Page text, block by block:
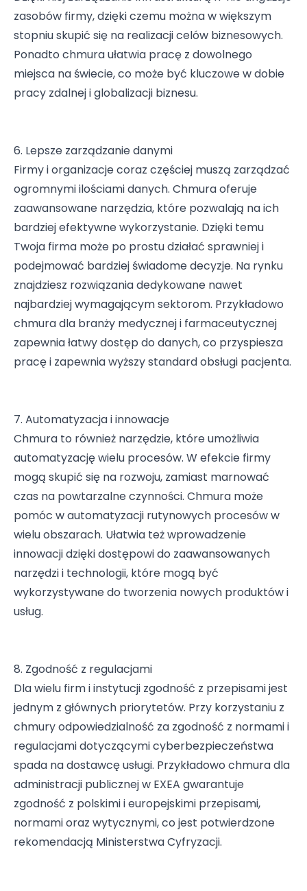
zasobów firmy, dzięki czemu można w większym
stopniu skupić się na realizacji celów biznesowych.
Ponadto chmura ułatwia pracę z dowolnego
miejsca na świecie, co może być kluczowe w dobie
pracy zdalnej i globalizacji biznesu.
6. Lepsze zarządzanie danymi
Firmy i organizacje coraz częściej muszą zarządzać
ogromnymi ilościami danych. Chmura oferuje
zaawansowane narzędzia, które pozwalają na ich
bardziej efektywne wykorzystanie. Dzięki temu
Twoja firma może po prostu działać sprawniej i
podejmować bardziej świadome decyzje. Na rynku
znajdziesz rozwiązania dedykowane nawet
najbardziej wymagającym sektorom. Przykładowo
chmura dla branży medycznej i farmaceutycznej
zapewnia łatwy dostęp do danych, co przyspiesza
pracę i zapewnia wyższy standard obsługi pacjenta.
7. Automatyzacja i innowacje
Chmura to również narzędzie, które umożliwia
automatyzację wielu procesów. W efekcie firmy
mogą skupić się na rozwoju, zamiast marnować
czas na powtarzalne czynności. Chmura może
pomóc w automatyzacji rutynowych procesów w
wielu obszarach. Ułatwia też wprowadzenie
innowacji dzięki dostępowi do zaawansowanych
narzędzi i technologii, które mogą być
wykorzystywane do tworzenia nowych produktów i
usług.
8. Zgodność z regulacjami
Dla wielu firm i instytucji zgodność z przepisami jest
jednym z głównych priorytetów. Przy korzystaniu z
chmury odpowiedzialność za zgodność z normami i
regulacjami dotyczącymi cyberbezpieczeństwa
spada na dostawcę usługi. Przykładowo chmura dla
administracji publicznejw EXEA gwarantuje
zgodność z polskimi i europejskimi przepisami,
normami oraz wytycznymi, co jest potwierdzone
rekomendacją Ministerstwa Cyfryzacji.